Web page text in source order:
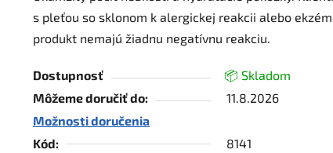
0,0
z
hviezdičiek.
s pleťou so sklonom k ​​alergickej reakcii alebo
produkt nemajú žiadnu negatívnu reakciu.
Dostupnosť
📦 Skladom
Môžeme doručiť do:
11.8.2026
Možnosti doručenia
Kód:
8141